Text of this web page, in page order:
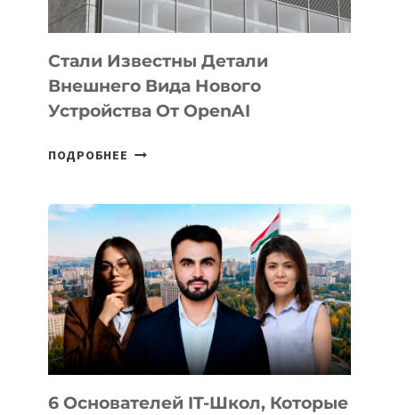
ИНТЕЛЛЕКТА
Стали Известны Детали
Внешнего Вида Нового
Устройства От OpenAI
ПОДРОБНЕЕ СТАЛИ
ВНЕШНЕГО
ВИДА
НОВОГО
УСТРОЙСТВА
ОТ
OPENAI
6 Основателей IT-Школ, Которые